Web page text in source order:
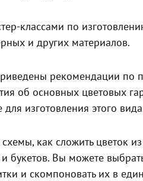
классами по
и других материалов.
рекомендации по
об основных цветовых
изготовления этого
как сложить цветок из
Вы можете
и скомпоновать их в